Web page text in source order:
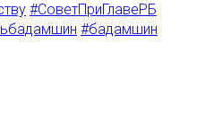
#СоветПриГлавеРБ
#бадамшин